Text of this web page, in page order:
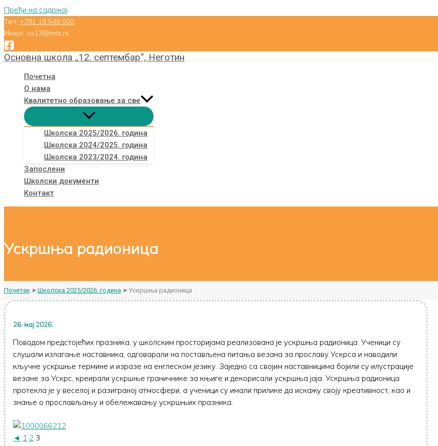
Пређи на садржај
Тел: +381 19 549 920
Имејл: os12@mts.rs
Основна школа „12. септембар“, Неготин
Почетна
О нама
Квалитетно образовање за све
Школска 2025/2026. година
Школска 2024/2025. година
Школска 2023/2024. година
Запослени
Школски документи
Контакт
Ускршња радионица
Почетак Школска 2025/2026. година Ускршња радионица
26. мај 2026.
Поводом предстојећих празника, у школским просторијама реализована је ускршња радионица. Ученици су
слушали излагање наставника, одговарали на постављена питања везана за прославу Ускрса и наводили
кључне ускршње термине и изразе на енглеском језику. Заједно са својим наставницима бојили су илустрације
везане за Ускрс, креирали ускршње граничнике за књиге и декорисали ускршња јаја. Ускршња радионица
протекла је у веселој и разиграној атмосфери, а ученици су имали прилике да искажу своју креативност, као и
знање о прослављању и обележавању ускршњих празника.
◄ 1 2 3